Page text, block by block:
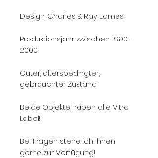
Design: Charles & Ray Eames
Produktionsjahr zwischen 1990 -
2000
Guter, altersbedingter,
gebrauchter Zustand
Beide Objekte haben alle Vitra
Label!
Bei Fragen stehe ich Ihnen
gerne zur Verfügung!